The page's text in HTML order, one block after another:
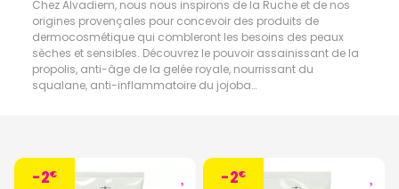
Chez Alvadiem, nous nous inspirons de la Ruche et de nos
origines provençales pour concevoir des produits de
dermocosmétique qui combleront les besoins des peaux
sèches et sensibles. Découvrez le pouvoir assainissant de la
propolis, anti-âge de la gelée royale, nourrissant du
squalane, anti-inflammatoire du jojoba…
-2€ -2€